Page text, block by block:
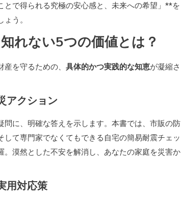
とで得られる究極の安心感と、未来への希望」**を
う。
れない5つの価値とは？
を守るための、 具体的かつ実践的な知恵が凝縮さ
アクション
問に、明確な答えを示します。本書では、市販の防
て専門家でなくてもできる自宅の簡易耐震チェッ
。漠然とした不安を解消し、あなたの家庭を災害か
用対応策